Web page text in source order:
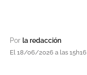
Por la redacción
El 18/06/2026 a las 15h16